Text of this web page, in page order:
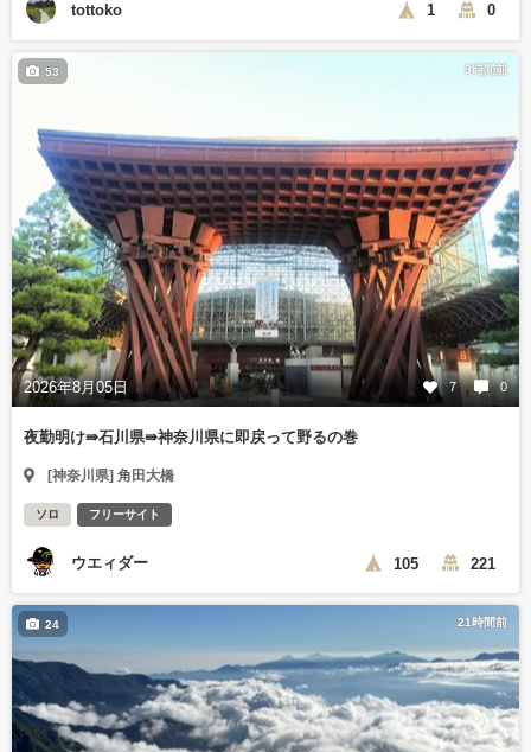
tottoko 1 0
9時間前
2026年8月05日 7 0
53
夜勤明け⇛石川県⇛神奈川県に即戻って野るの巻
[神奈川県] 角田大橋
ソロ フリーサイト
ウエィダー 105 221
21時間前
24